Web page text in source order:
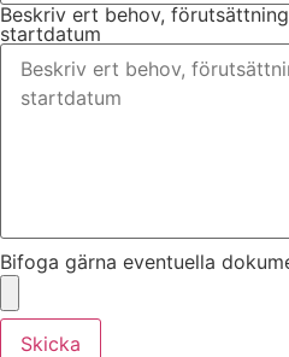
Beskriv ert behov,
startdatum
Bifoga gärna eventuella
Skicka